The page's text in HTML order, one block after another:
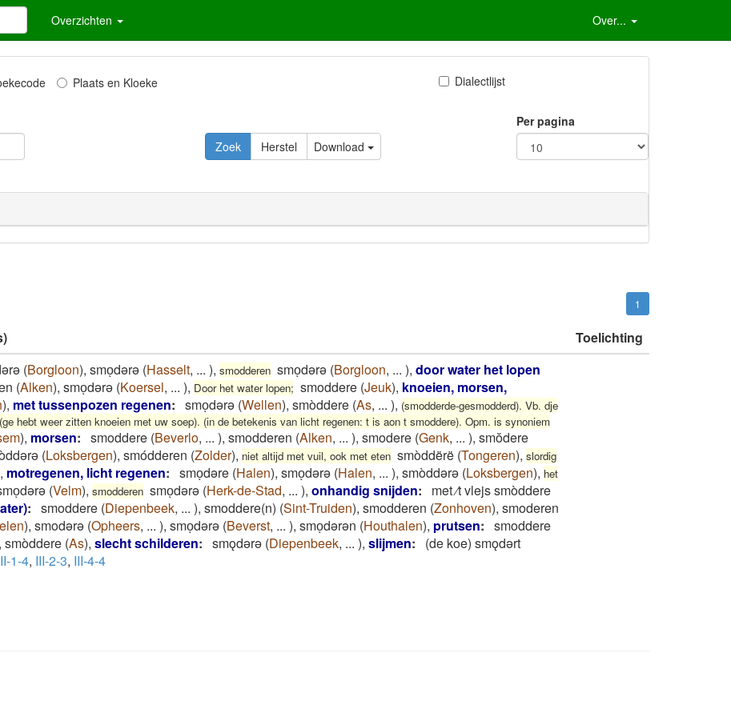
Overzichten Over...
Plaats en Kloeke Dialectlijst
Download
Per pagina
1
Toelichting
(Borgloon), smoͅdərə (Hasselt, ... ), smodderen smoͅdərə (Borgloon, ... ), door water het lopen
(Alken), smoͅdərə (Koersel, ... ), Door het water lopen; smoddere (Jeuk), knoeien, morsen,
), met tussenpozen regenen: smoͅdərə (Wellen), smòddere (As, ... ), (smodderde-gesmodderd). Vb. dje
hebt weer zitten knoeien met uw soep). (in de betekenis van licht regenen: t is aon t smoddere). Opm. is synoniem
), morsen: smoddere (Beverlo, ... ), smodderen (Alken, ... ), smodere (Genk, ... ), smŏdere
(Loksbergen), smódderen (Zolder), niet altijd met vuil, ook met eten smòddërë (Tongeren), slordig
, motregenen, licht regenen: smoͅdəre (Halen), smoͅdərə (Halen, ... ), smòddərə (Loksbergen), het
(Velm), smodderen smoͅdərə (Herk-de-Stad, ... ), onhandig snijden:
met ⁄t vlejs smòddere
: smoddere (Diepenbeek, ... ), smoddere(n) (Sint-Truiden), smodderen (Zonhoven), smoderen
), smodərə (Opheers, ... ), smoͅdərə (Beverst, ... ), smoͅdərən (Houthalen), prutsen: smoddere
, smòddere (As), slecht schilderen: smǫdǝrǝ (Diepenbeek, ... ), slijmen:
(de koe) smǫdǝrt
1-4, III-2-3, III-4-4